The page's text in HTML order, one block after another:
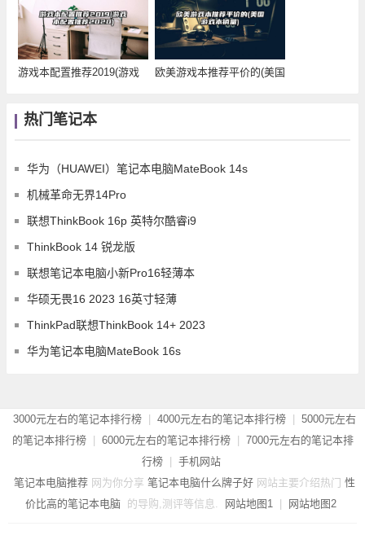
游戏本配置推荐2019(游戏
欧美游戏本推荐平价的(美国
热门笔记本
华为（HUAWEI）笔记本电脑MateBook 14s
机械革命无界14Pro
联想ThinkBook 16p 英特尔酷睿i9
ThinkBook 14 锐龙版
联想笔记本电脑小新Pro16轻薄本
华硕无畏16 2023 16英寸轻薄
ThinkPad联想ThinkBook 14+ 2023
华为笔记本电脑MateBook 16s
3000元左右的笔记本排行榜 4000元左右的笔记本排行榜
5000元左右
的笔记本排行榜
6000元左右的笔记本排行榜
7000元左右的笔记本排
行榜
手机网站
笔记本电脑推荐 网为你分享 笔记本电脑什么牌子好 网站主要介绍热门 性
价比高的笔记本电脑 的导购,测评等信息. 网站地图1 网站地图2